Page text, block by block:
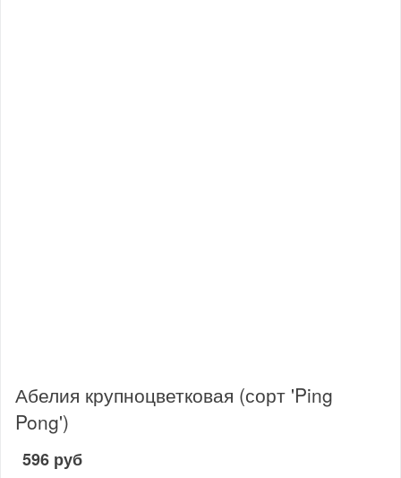
Абелия крупноцветковая (сорт 'Ping
Pong')
596 руб